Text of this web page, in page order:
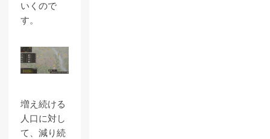
いくので
す。
増え続ける
人口に対し
て、減り続